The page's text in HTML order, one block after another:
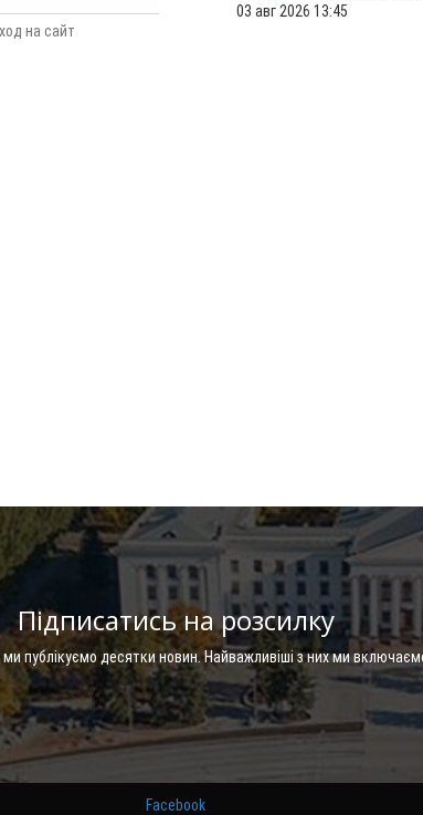
на сайт
03 авг 2026 13:45
Підписатись на розсилку
публікуємо десятки новин. Найважливіші з них ми
Facebook